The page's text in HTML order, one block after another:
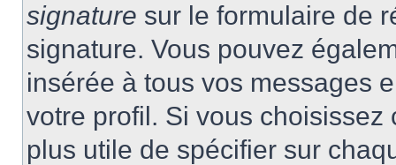
signature sur le formulaire de
signature. Vous pouvez
insérée à tous vos messages
votre profil. Si vous
plus utile de spécifier sur